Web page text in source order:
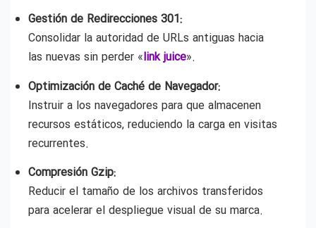
Gestión de Redirecciones 301:
Consolidar la autoridad de URLs antiguas hacia
las nuevas sin perder «link juice».
Optimización de Caché de Navegador:
Instruir a los navegadores para que almacenen
recursos estáticos, reduciendo la carga en visitas
recurrentes.
Compresión Gzip:
Reducir el tamaño de los archivos transferidos
para acelerar el despliegue visual de su marca.